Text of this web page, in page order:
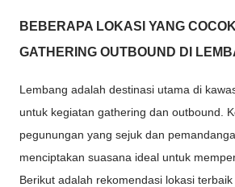
BEBERAPA LOKASI YANG
GATHERING OUTBOUND DI
Lembang adalah destinasi utama di
untuk kegiatan gathering dan outbound.
pegunungan yang sejuk dan
menciptakan suasana ideal untuk
Berikut adalah rekomendasi lokasi